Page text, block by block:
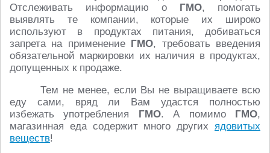
Отслеживать информацию о ГМО, помогать
выявлять те компании, которые их широко
используют в продуктах питания, добиваться
запрета на применение ГМО, требовать введения
обязательной маркировки их наличия в продуктах,
допущенных к продаже.
Тем не менее, если Вы не выращиваете всю
еду сами, вряд ли Вам удастся полностью
избежать употребления ГМО. А помимо ГМО,
магазинная еда содержит много других ядовитых
веществ!